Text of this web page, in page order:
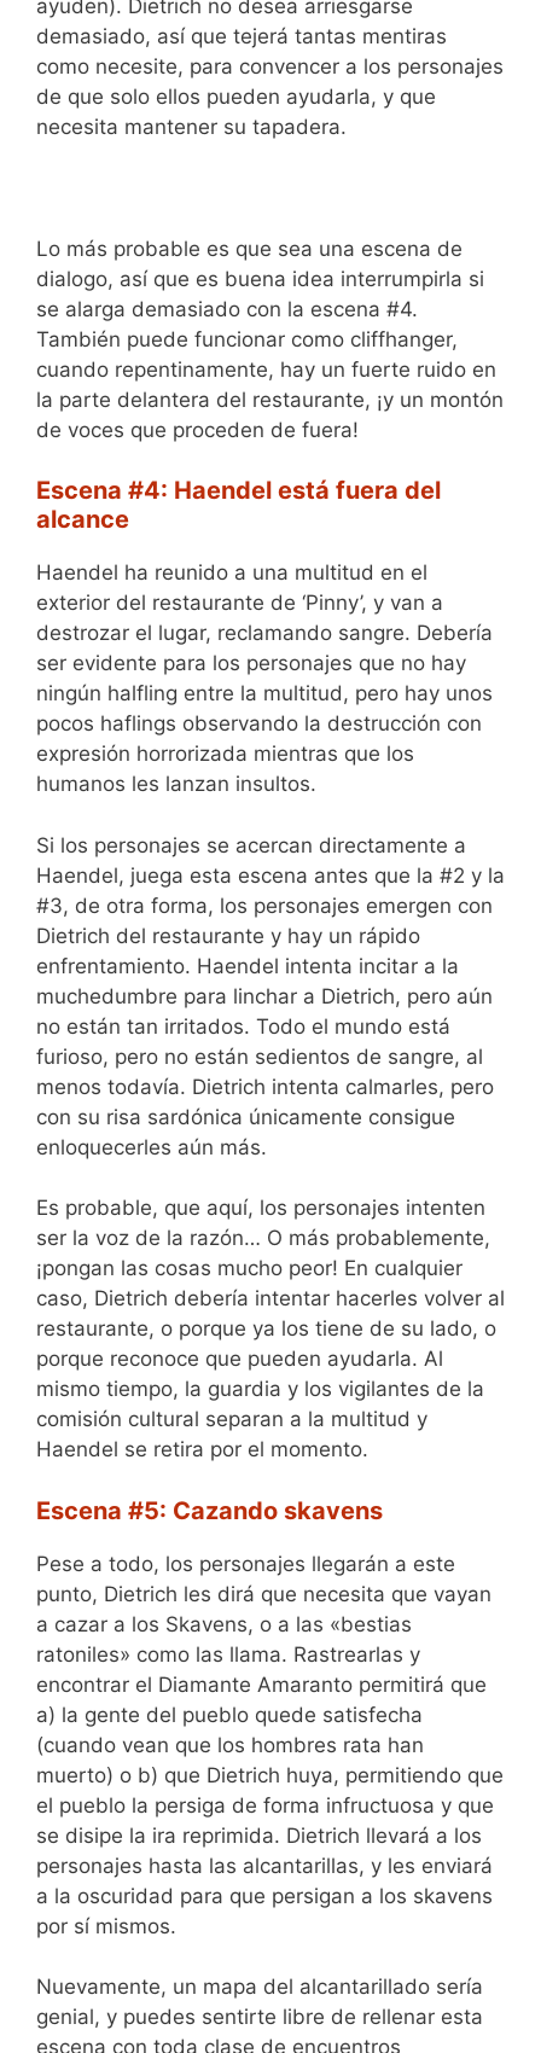
ayuden). Dietrich no desea arriesgarse
demasiado, así que tejerá tantas mentiras
como necesite, para convencer a los personajes
de que solo ellos pueden ayudarla, y que
necesita mantener su tapadera.
Lo más probable es que sea una escena de
dialogo, así que es buena idea interrumpirla si
se alarga demasiado con la escena #4.
También puede funcionar como cliffhanger,
cuando repentinamente, hay un fuerte ruido en
la parte delantera del restaurante, ¡y un montón
de voces que proceden de fuera!
Escena #4: Haendel está fuera del
alcance
Haendel ha reunido a una multitud en el
exterior del restaurante de ‘Pinny’, y van a
destrozar el lugar, reclamando sangre. Debería
ser evidente para los personajes que no hay
ningún halfling entre la multitud, pero hay unos
pocos haflings observando la destrucción con
expresión horrorizada mientras que los
humanos les lanzan insultos.
Si los personajes se acercan directamente a
Haendel, juega esta escena antes que la #2 y la
#3, de otra forma, los personajes emergen con
Dietrich del restaurante y hay un rápido
enfrentamiento. Haendel intenta incitar a la
muchedumbre para linchar a Dietrich, pero aún
no están tan irritados. Todo el mundo está
furioso, pero no están sedientos de sangre, al
menos todavía. Dietrich intenta calmarles, pero
con su risa sardónica únicamente consigue
enloquecerles aún más.
Es probable, que aquí, los personajes intenten
ser la voz de la razón… O más probablemente,
¡pongan las cosas mucho peor! En cualquier
caso, Dietrich debería intentar hacerles volver al
restaurante, o porque ya los tiene de su lado, o
porque reconoce que pueden ayudarla. Al
mismo tiempo, la guardia y los vigilantes de la
comisión cultural separan a la multitud y
Haendel se retira por el momento.
Escena #5: Cazando skavens
Pese a todo, los personajes llegarán a este
punto, Dietrich les dirá que necesita que vayan
a cazar a los Skavens, o a las «bestias
ratoniles» como las llama. Rastrearlas y
encontrar el Diamante Amaranto permitirá que
a) la gente del pueblo quede satisfecha
(cuando vean que los hombres rata han
muerto) o b) que Dietrich huya, permitiendo que
el pueblo la persiga de forma infructuosa y que
se disipe la ira reprimida. Dietrich llevará a los
personajes hasta las alcantarillas, y les enviará
a la oscuridad para que persigan a los skavens
por sí mismos.
Nuevamente, un mapa del alcantarillado sería
genial, y puedes sentirte libre de rellenar esta
escena con toda clase de encuentros